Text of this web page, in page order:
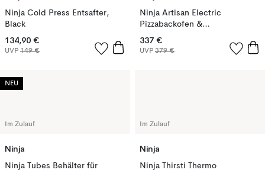
Ninja Cold Press Entsafter,
Black
134,90 €
UVP 149 €
Ninja Artisan Electric
Pizzabackofen &
Heißluftfritteuse, Black
337 €
UVP 379 €
Im Zulauf
Ninja
Ninja Tubes Behälter für
NEU
Im Zulauf
Ninja
Ninja Thirsti Thermo